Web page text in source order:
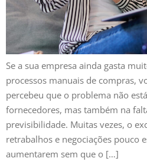
Se a sua empresa ainda gasta
processos manuais de compras,
percebeu que o problema não
fornecedores, mas também na
previsibilidade. Muitas vezes, o
retrabalhos e negociações pouco
aumentarem sem que o […]